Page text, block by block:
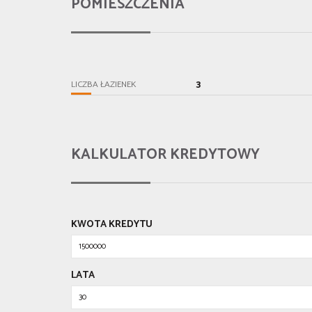
LICZBA ŁAZIENEK 3
KALKULATOR KREDYTOWY
KWOTA KREDYTU
LATA